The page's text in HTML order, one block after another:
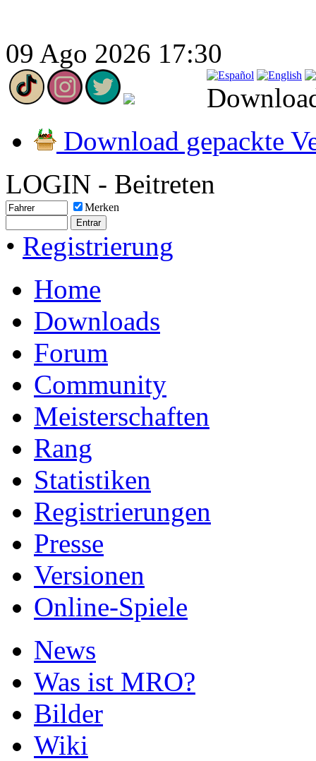
09 Ago 2026 17:30
Download gepackte
LOGIN - Beitreten
Merken
• Registrierung
Home
Downloads
Forum
Community
Meisterschaften
Rang
Statistiken
Registrierungen
Presse
Versionen
Online-Spiele
News
Was ist MRO?
Bilder
Wiki